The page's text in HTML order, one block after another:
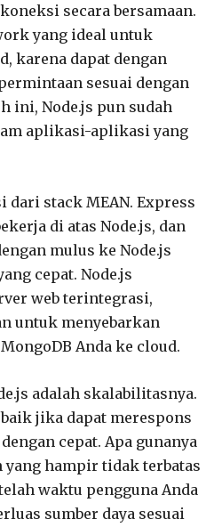
secara bersamaan.
yang ideal untuk
karena dapat dengan
sesuai dengan
ini, Node.js pun sudah
aplikasi-aplikasi yang
dari stack MEAN. Express
di atas Node.js, dan
mulus ke Node.js
cepat. Node.js
web terintegrasi,
untuk menyebarkan
Anda ke cloud.
adalah skalabilitasnya.
jika dapat merespons
cepat. Apa gunanya
yang hampir tidak terbatas
waktu pengguna Anda
sumber daya sesuai